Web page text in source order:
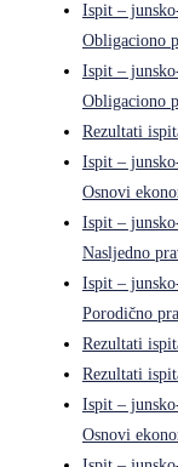
Ispit –
Obligaciono
Ispit –
Obligaciono
Rezultati
Ispit –
Osnovi
Ispit –
Nasljedno
Ispit –
Porodično
Rezultati
Rezultati
Ispit –
Osnovi